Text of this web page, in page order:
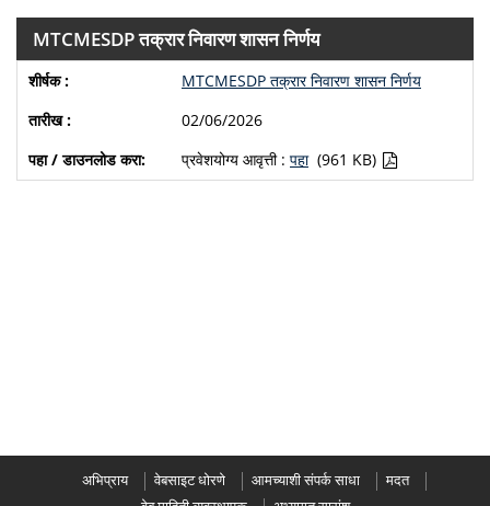
MTCMESDP तक्रार निवारण शासन निर्णय
MTCMESDP तक्रार निवारण शासन निर्णय
02/06/2026
प्रवेशयोग्य आवृत्ती : पहा (961 KB)
अभिप्राय वेबसाइट धोरणे आमच्याशी संपर्क साधा
मदत